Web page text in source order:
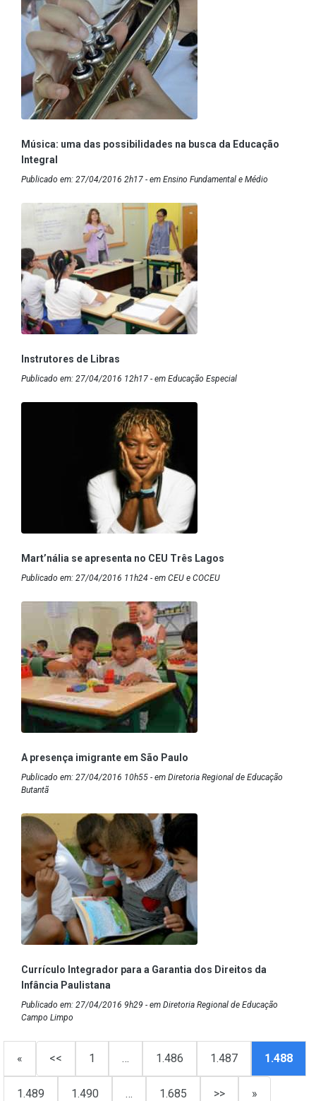
Música: uma das possibilidades na busca da Educação
Integral
Publicado em: 27/04/2016 2h17 - em Ensino Fundamental e Médio
Instrutores de Libras
Publicado em: 27/04/2016 12h17 - em Educação Especial
Mart’nália se apresenta no CEU Três Lagos
Publicado em: 27/04/2016 11h24 - em CEU e COCEU
A presença imigrante em São Paulo
Publicado em: 27/04/2016 10h55 - em Diretoria Regional de Educação
Butantã
Currículo Integrador para a Garantia dos Direitos da
Infância Paulistana
Publicado em: 27/04/2016 9h29 - em Diretoria Regional de Educação
Campo Limpo
« << 1 … 1.486 1.487 1.488
1.489 1.490 … 1.685 >> »